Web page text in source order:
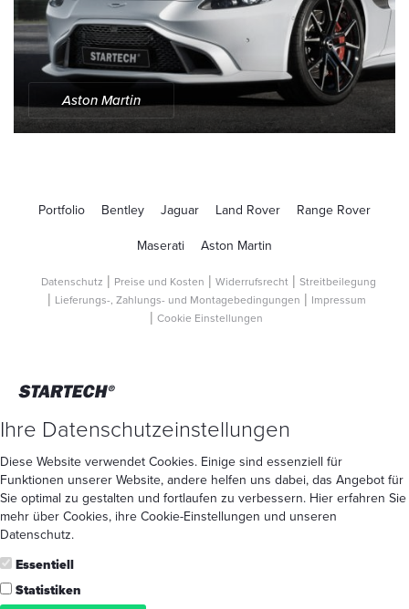
Aston Martin
Portfolio Bentley Jaguar Land Rover Range Rover
Maserati Aston Martin
Datenschutz Preise und Kosten Widerrufsrecht
Streitbeilegung
Lieferungs-, Zahlungs- und Montagebedingungen
Impressum
Cookie Einstellungen
Ihre Datenschutzeinstellungen
Diese Website verwendet Cookies. Einige sind essenziell für
Funktionen unserer Website, andere helfen uns dabei, das Angebot für
Sie optimal zu gestalten und fortlaufen zu verbessern. Hier erfahren Sie
mehr über Cookies, ihre Cookie-Einstellungen und unseren
Datenschutz.
Essentiell
Statistiken